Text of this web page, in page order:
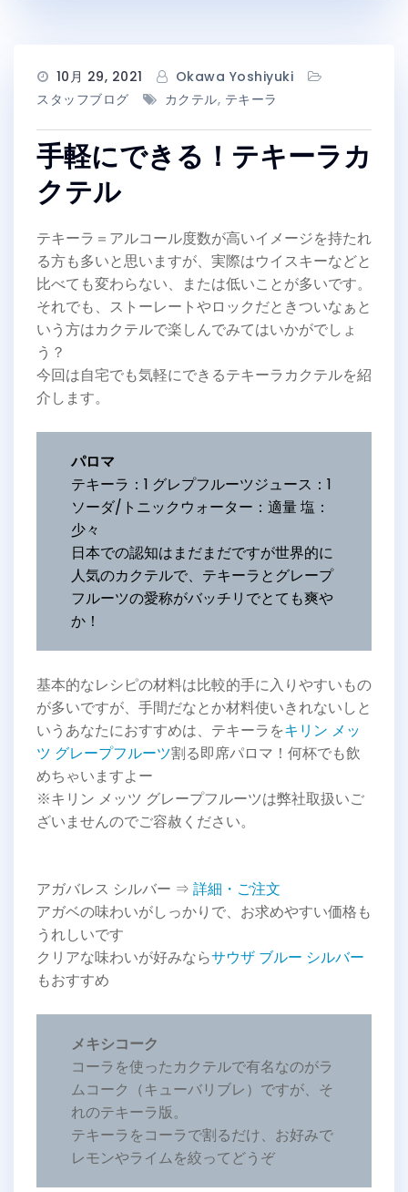
10月 29, 2021
Okawa Yoshiyuki
スタッフブログ
カクテル, テキーラ
手軽にできる！テキーラカ
クテル
テキーラ＝アルコール度数が高いイメージを持たれ
る方も多いと思いますが、実際はウイスキーなどと
比べても変わらない、または低いことが多いです。
それでも、ストーレートやロックだときついなぁと
いう方はカクテルで楽しんでみてはいかがでしょ
う？
今回は自宅でも気軽にできるテキーラカクテルを紹
介します。
パロマ
テキーラ：1 グレプフルーツジュース：1
ソーダ/トニックウォーター：適量 塩：
少々
日本での認知はまだまだですが世界的に
人気のカクテルで、テキーラとグレープ
フルーツの愛称がバッチリでとても爽や
か！
基本的なレシピの材料は比較的手に入りやすいもの
が多いですが、手間だなとか材料使いきれないしと
いうあなたにおすすめは、テキーラをキリン メッ
ツ グレープフルーツ割る即席パロマ！何杯でも飲
めちゃいますよー
※キリン メッツ グレープフルーツは弊社取扱いご
ざいませんのでご容赦ください。
アガバレス シルバー ⇒ 詳細・ご注文
アガベの味わいがしっかりで、お求めやすい価格も
うれしいです
クリアな味わいが好みならサウザ ブルー シルバー
もおすすめ
メキシコーク
コーラを使ったカクテルで有名なのがラ
ムコーク（キューバリブレ）ですが、そ
れのテキーラ版。
テキーラをコーラで割るだけ、お好みで
レモンやライムを絞ってどうぞ